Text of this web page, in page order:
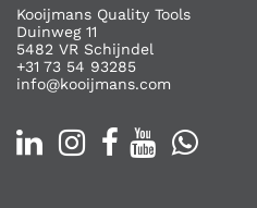
Kooijmans Quality Tools
Duinweg 11
5482 VR Schijndel
+31 73 54 93285
info@kooijmans.com